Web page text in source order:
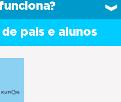
pais e alunos